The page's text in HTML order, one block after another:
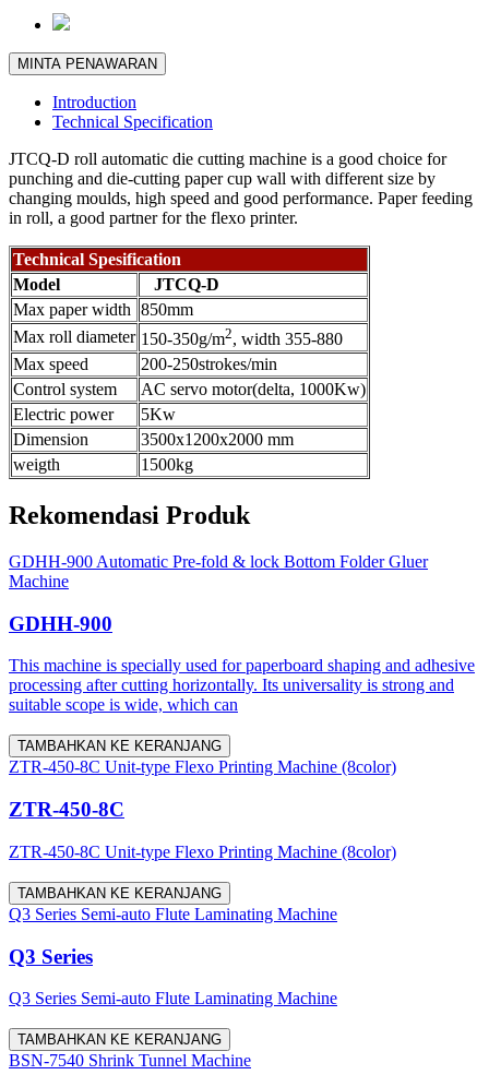
MINTA PENAWARAN
Introduction
Technical Specification
JTCQ-D roll automatic die cutting machine is a good choice for
punching and die-cutting paper cup wall with different size by
changing moulds, high speed and good performance. Paper feeding
in roll, a good partner for the flexo printer.
Technical Spesification
Model
JTCQ-D
Max paper width 850mm
Max roll diameter 150-350g/m2, width 355-880
Max speed
200-250strokes/min
Control system
AC servo motor(delta, 1000Kw)
Electric power
5Kw
Dimension
3500x1200x2000 mm
weigth
1500kg
Rekomendasi Produk
GDHH-900 Automatic Pre-fold & lock Bottom Folder Gluer
Machine
GDHH-900
This machine is specially used for paperboard shaping and adhesive
processing after cutting horizontally. Its universality is strong and
suitable scope is wide, which can
TAMBAHKAN KE KERANJANG
ZTR-450-8C Unit-type Flexo Printing Machine (8color)
ZTR-450-8C
ZTR-450-8C Unit-type Flexo Printing Machine (8color)
TAMBAHKAN KE KERANJANG
Q3 Series Semi-auto Flute Laminating Machine
Q3 Series
Q3 Series Semi-auto Flute Laminating Machine
TAMBAHKAN KE KERANJANG
BSN-7540 Shrink Tunnel Machine